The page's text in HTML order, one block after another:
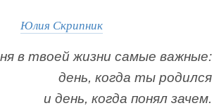
Юлия Скрипник
в твоей жизни самые важные:
день, когда ты родился
и день, когда понял зачем.